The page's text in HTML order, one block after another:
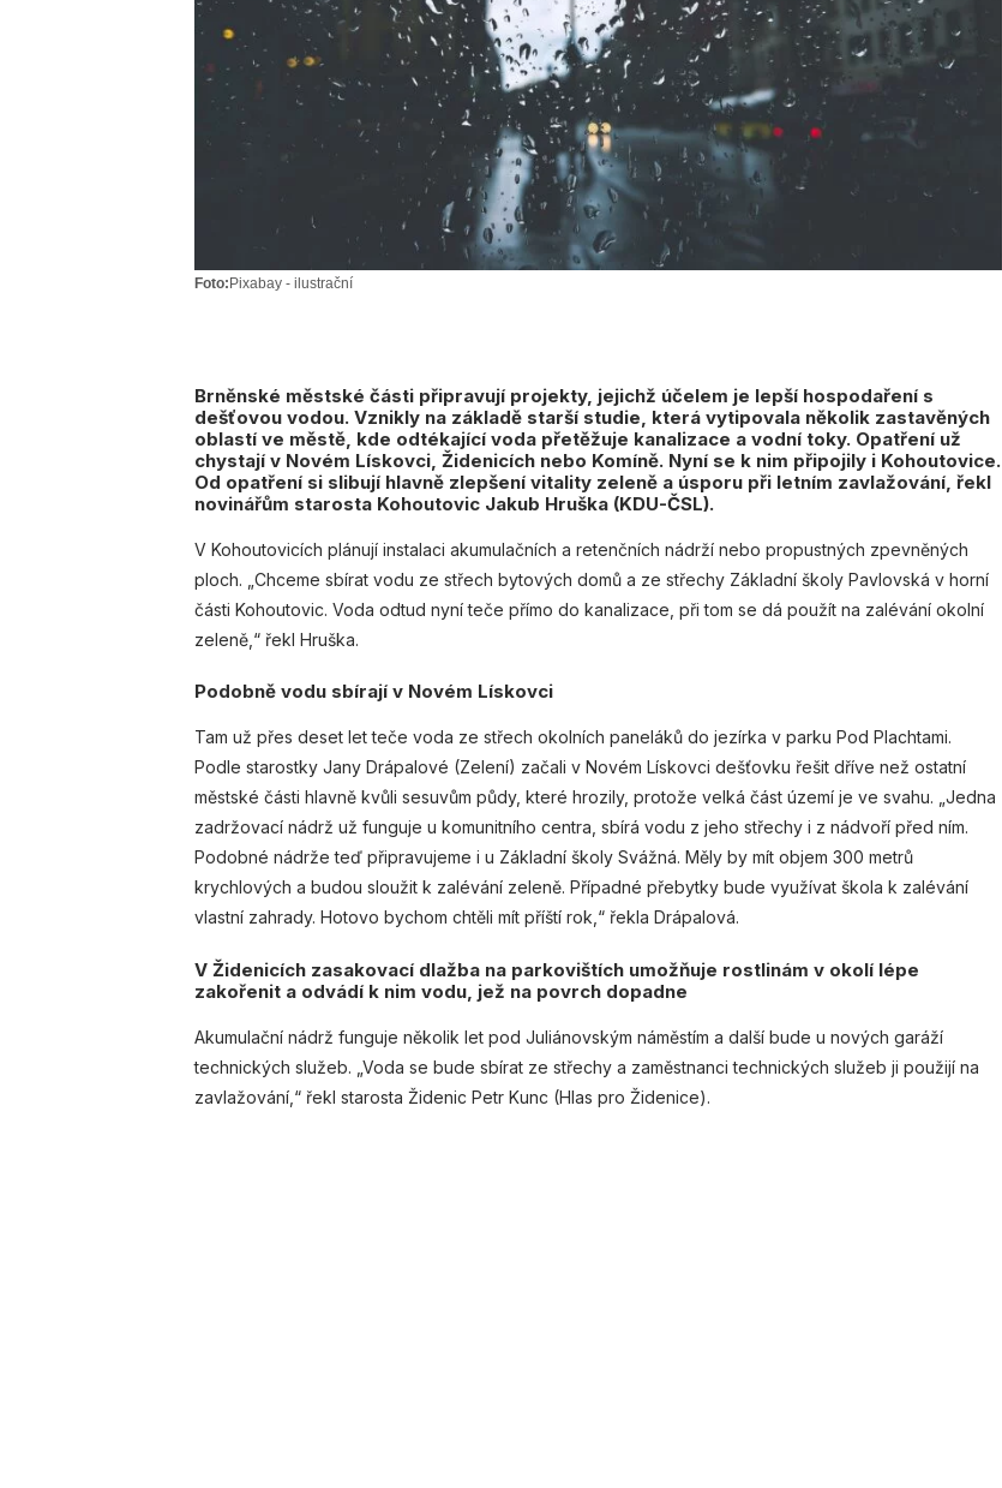
Foto:Pixabay - ilustrační
Brněnské městské části připravují projekty, jejichž účelem je lepší hospodaření s
dešťovou vodou. Vznikly na základě starší studie, která vytipovala několik zastavěných
oblastí ve městě, kde odtékající voda přetěžuje kanalizace a vodní toky. Opatření už
chystají v Novém Lískovci, Židenicích nebo Komíně. Nyní se k nim připojily i Kohoutovice.
Od opatření si slibují hlavně zlepšení vitality zeleně a úsporu při letním zavlažování, řekl
novinářům starosta Kohoutovic Jakub Hruška (KDU-ČSL).
V Kohoutovicích plánují instalaci akumulačních a retenčních nádrží nebo propustných zpevněných
ploch. „Chceme sbírat vodu ze střech bytových domů a ze střechy Základní školy Pavlovská v horní
části Kohoutovic. Voda odtud nyní teče přímo do kanalizace, při tom se dá použít na zalévání okolní
zeleně,“ řekl Hruška.
Podobně vodu sbírají v Novém Lískovci
Tam už přes deset let teče voda ze střech okolních paneláků do jezírka v parku Pod Plachtami.
Podle starostky Jany Drápalové (Zelení) začali v Novém Lískovci dešťovku řešit dříve než ostatní
městské části hlavně kvůli sesuvům půdy, které hrozily, protože velká část území je ve svahu. „Jedna
zadržovací nádrž už funguje u komunitního centra, sbírá vodu z jeho střechy i z nádvoří před ním.
Podobné nádrže teď připravujeme i u Základní školy Svážná. Měly by mít objem 300 metrů
krychlových a budou sloužit k zalévání zeleně. Případné přebytky bude využívat škola k zalévání
vlastní zahrady. Hotovo bychom chtěli mít příští rok,“ řekla Drápalová.
V Židenicích zasakovací dlažba na parkovištích umožňuje rostlinám v okolí lépe
zakořenit a odvádí k nim vodu, jež na povrch dopadne
Akumulační nádrž funguje několik let pod Juliánovským náměstím a další bude u nových garáží
technických služeb. „Voda se bude sbírat ze střechy a zaměstnanci technických služeb ji použijí na
zavlažování,“ řekl starosta Židenic Petr Kunc (Hlas pro Židenice).